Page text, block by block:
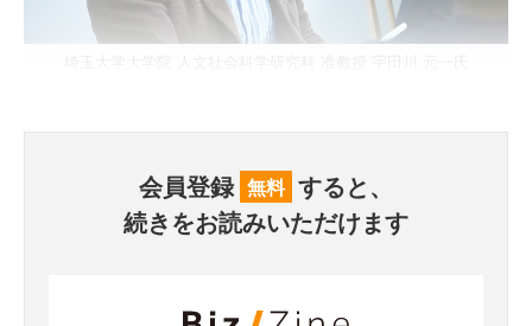
会員登録 無料 すると、
続きをお読みいただけます